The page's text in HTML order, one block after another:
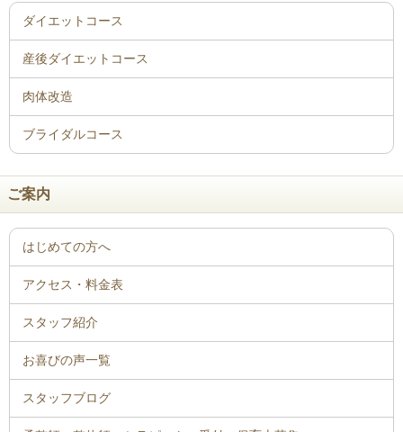
ご案内
はじめての方へ
アクセス・料金表
スタッフ紹介
お喜びの声一覧
スタッフブログ